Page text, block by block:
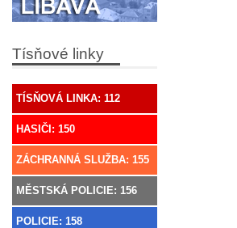
Tísňové linky
TÍSŇOVÁ LINKA: 112
HASIČI: 150
ZÁCHRANNÁ SLUŽBA: 155
MĚSTSKÁ POLICIE: 156
POLICIE: 158